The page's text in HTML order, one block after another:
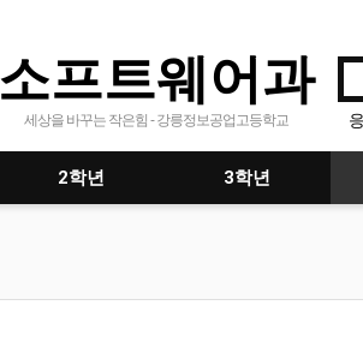
소프트웨어과
세상을 바꾸는 작은힘 - 강릉정보공업고등학교
2학년 3학년